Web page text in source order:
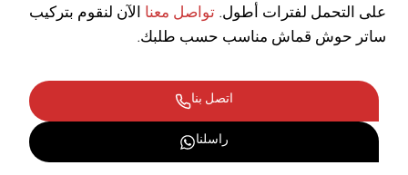
على التحمل لفترات أطول. تواصل معنا الآن لنقوم بتركيب
ساتر حوش قماش مناسب حسب طلبك.
اتصل بنا
راسلنا